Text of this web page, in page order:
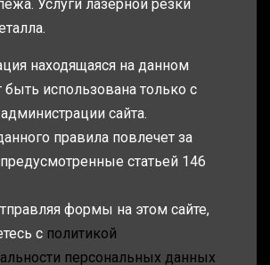
Услуги лазерной резки
находящаяся на данном
быть использована только с
сайта.
правила повлечет за
статьей 146
формы на этом сайте,
с политикой
персональных данных